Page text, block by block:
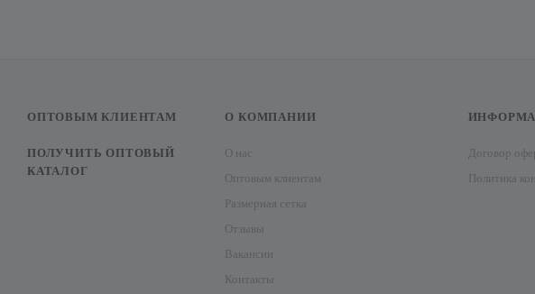
ОПТОВЫМ КЛИЕНТАМ
ПОЛУЧИТЬ ОПТОВЫЙ
КАТАЛОГ
О КОМПАНИИ
О нас
Оптовым клиентам
Размерная сетка
Отзывы
Вакансии
Контакты
Договор
Политика